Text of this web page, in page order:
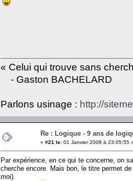
« Celui qui trouve sans
- Gaston BACHELARD
Parlons usinage : http://
Re : Logique - 9 ans de
« #21 le: 01 Janvier 2008 à 23:05:55
Par expérience, en ce qui te concerne, on
cherche encore. Mais bon, le titre permet
moi).